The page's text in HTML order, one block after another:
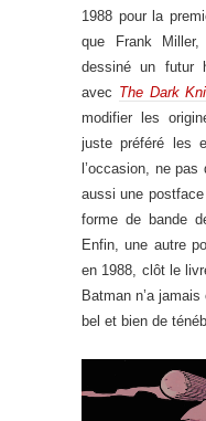
1988 pour la
que Frank
dessiné un futur
avec The Dark
modifier les
juste préféré les
l’occasion, ne pas
aussi une
forme de bande
Enfin, une autre
en 1988, clôt le
Batman n’a
bel et bien de